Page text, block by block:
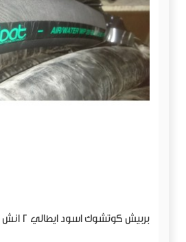
بربيش كوتشوك اسود ايطالي 2 انش | 20 بار